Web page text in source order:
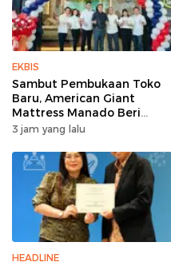
EKBIS
Sambut Pembukaan Toko
Baru, American Giant
Mattress Manado Beri
Promo Hemat Jutaan
3 jam yang lalu
HEADLINE